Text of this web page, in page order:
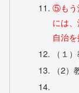
⑤もう
には
自治
（１
（2